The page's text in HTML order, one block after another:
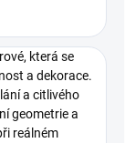
která se
a dekorace.
a citlivého
geometrie a
reálném